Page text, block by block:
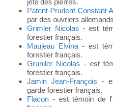
jeté des pierres.
Patent-Prudent Constant
par des ouvriers
Grimler Nicolas- est
forestier français.
Maujeau Elvina - est
forestier français.
Gruniler Nicolas - est
forestier français.
Jamin Jean-François -
garde forestier français.
Flacon - est témoin de